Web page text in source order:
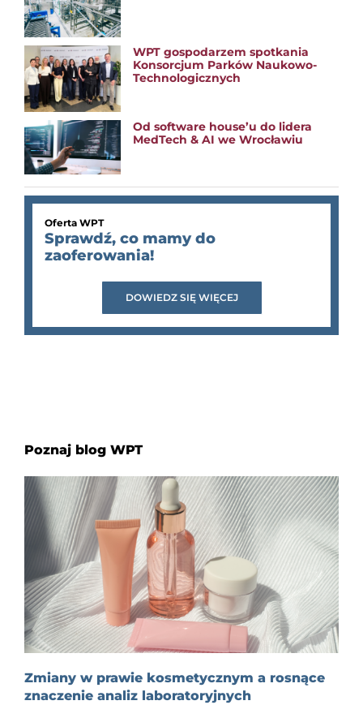
WPT gospodarzem spotkania
Konsorcjum Parków Naukowo-
Technologicznych
Od software house’u do lidera
MedTech & AI we Wrocławiu
Oferta WPT
Sprawdź, co mamy do
zaoferowania!
DOWIEDZ SIĘ WIĘCEJ
Poznaj blog WPT
Zmiany w prawie kosmetycznym a rosnące
znaczenie analiz laboratoryjnych